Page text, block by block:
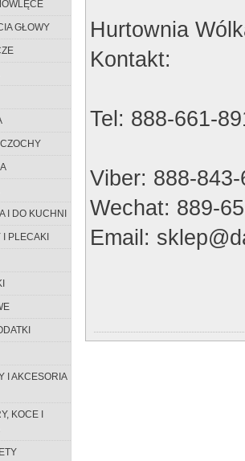
GŁOWY
I DO KUCHNI
PLECAKI
I AKCESORIA
KOCE I
Hurtownia
Kontakt:
Tel: 888-661-
Viber: 888-
Wechat: 889-
Email: